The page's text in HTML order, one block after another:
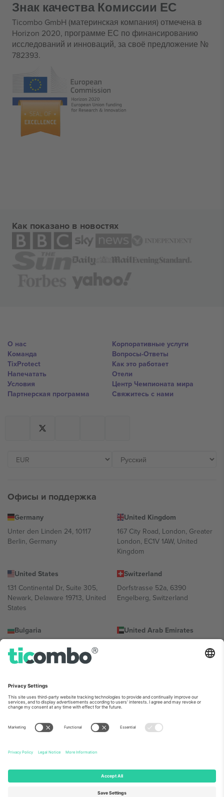
Знак качества Комиссии ЕС
Ticombo GmbH (материнская компания) отмечена в
Horizon 2020, программе ЕС по финансированию
исследований и инноваций, за своё предложение №
782393.
Как показано в новостях
О нас
Команда
TixProtect
Напечатать
Условия
Партнерская программа
Корпоративные услуги
Вопросы-Ответы
Как это работает
Отели
Центр Чемпионата мира
Свяжитесь с нами
Офисы и поддержка
Germany
Unter den Linden 24, 10117
Berlin, Germany
United Kingdom
167 City Road, London, Greater
London, EC1V 1AW, United
Kingdom
United States
131 Continental Dr, Suite 305,
Newark, Delaware 19713, United
States
Switzerland
Dorfstrasse 52a, 6390
Engelberg, Switzerland
Bulgaria
Totleben 53-55, 1606 Sofia,
Bulgaria
United Arab Emirates
Building A1, Office 302, Dubai,
Mexico
Av Chapultepec 360, Roma
Norte, Cuauhtémoc, 06700
Ciudad de México, CDMX,
Mexico
Юридическое лицо поставщика платформы может
и/или домена. Для подробной информации проверьте
конкретную страницу мероприятия, Импринт и Условия.,
© 2026 Ticombo. Все права защищены.